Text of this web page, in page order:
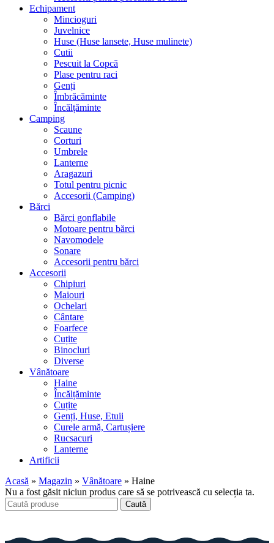
Echipament
Mincioguri
Juvelnice
Huse (Huse lansete, Huse mulinete)
Cutii
Pescuit la Copcă
Plase pentru raci
Genți
Îmbrăcăminte
Încălțăminte
Camping
Scaune
Corturi
Umbrele
Lanterne
Aragazuri
Totul pentru picnic
Accesorii (Camping)
Bărci
Bărci gonflabile
Motoare pentru bărci
Navomodele
Sonare
Accesorii pentru bărci
Accesorii
Chipiuri
Maiouri
Ochelari
Cântare
Foarfece
Cuțite
Binocluri
Diverse
Vânătoare
Haine
Încălțăminte
Cuțite
Genți, Huse, Etuii
Curele armă, Cartușiere
Rucsacuri
Lanterne
Artificii
Acasă » Magazin » Vânătoare » Haine
Nu a fost găsit niciun produs care să se potrivească cu selecția ta.
Caută